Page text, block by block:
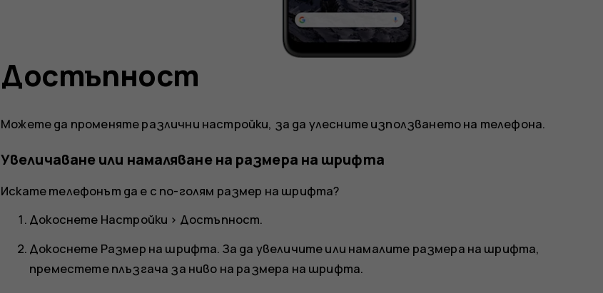
Достъпност
Можете да променяте различни настройки, за да улесните използването на телефона.
Увеличаване или намаляване на размера на шрифта
Искате телефонът да е с по-голям размер на шрифта?
Докоснете Настройки > Достъпност.
Докоснете Размер на шрифта. За да увеличите или намалите размера на шрифта,
преместете плъзгача за ниво на размера на шрифта.